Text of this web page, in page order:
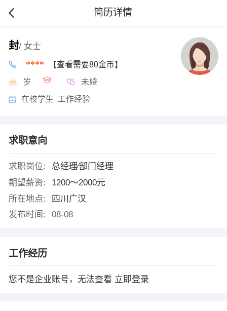
简历详情
封/ 女士
**** 【查看需要80金币】
岁 未婚
在校学生 工作经验
求职意向
求职岗位:
总经理∕部门经理
期望薪资:
1200～2000元
所在地点:
四川广汉
发布时间:
08-08
工作经历
您不是企业账号，无法查看 立即登录